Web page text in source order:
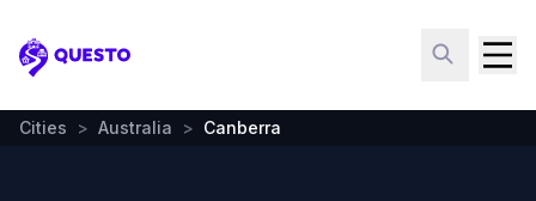
Questo
Cities > Australia > Canberra